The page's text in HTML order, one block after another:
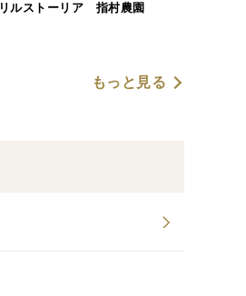
リルストーリア 指村農園
もっと見る